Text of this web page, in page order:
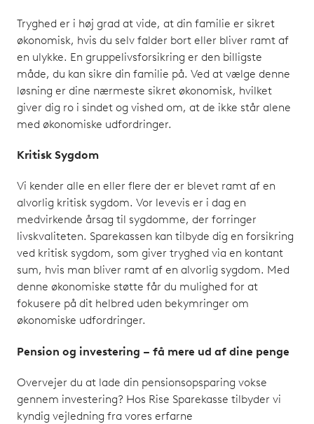
Tryghed er i høj grad at vide, at din familie er sikret
økonomisk, hvis du selv falder bort eller bliver ramt af
en ulykke. En gruppelivsforsikring er den billigste
måde, du kan sikre din familie på. Ved at vælge denne
løsning er dine nærmeste sikret økonomisk, hvilket
giver dig ro i sindet og vished om, at de ikke står alene
med økonomiske udfordringer.
Kritisk Sygdom
Vi kender alle en eller flere der er blevet ramt af en
alvorlig kritisk sygdom. Vor levevis er i dag en
medvirkende årsag til sygdomme, der forringer
livskvaliteten. Sparekassen kan tilbyde dig en forsikring
ved kritisk sygdom, som giver tryghed via en kontant
sum, hvis man bliver ramt af en alvorlig sygdom. Med
denne økonomiske støtte får du mulighed for at
fokusere på dit helbred uden bekymringer om
økonomiske udfordringer.
Pension og investering – få mere ud af dine penge
Overvejer du at lade din pensionsopsparing vokse
gennem investering? Hos Rise Sparekasse tilbyder vi
kyndig vejledning fra vores erfarne